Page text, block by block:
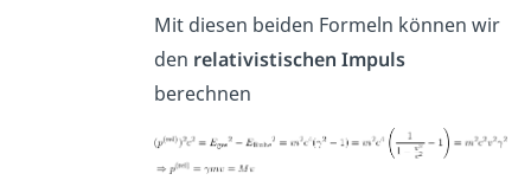
Mit diesen beiden Formeln können wir
den relativistischen Impuls
berechnen